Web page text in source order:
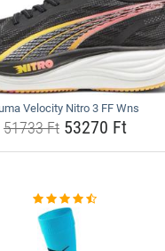
Velocity Nitro 3 FF Wns
51733 Ft53270 Ft